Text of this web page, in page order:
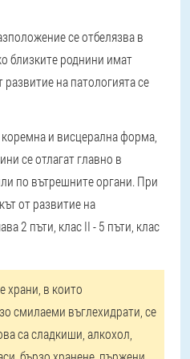
се отбелязва в
близките роднини имат
развитие на патологията се
и висцерална форма,
се отлагат главно в
по вътрешните органи. При
от развитие на
2 пъти, клас II - 5 пъти, клас
храни, в които
смилаеми въглехидрати, се
са сладкиши, алкохол,